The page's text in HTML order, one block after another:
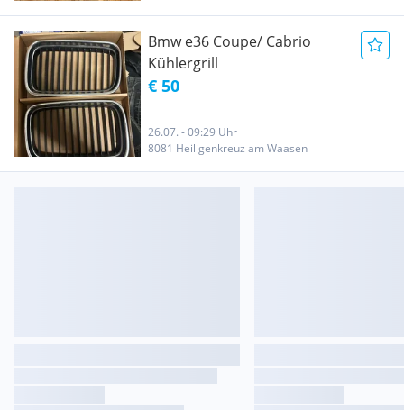
Bmw e36 Coupe/ Cabrio
Kühlergrill
€ 50
26.07. - 09:29 Uhr
8081 Heiligenkreuz am Waasen